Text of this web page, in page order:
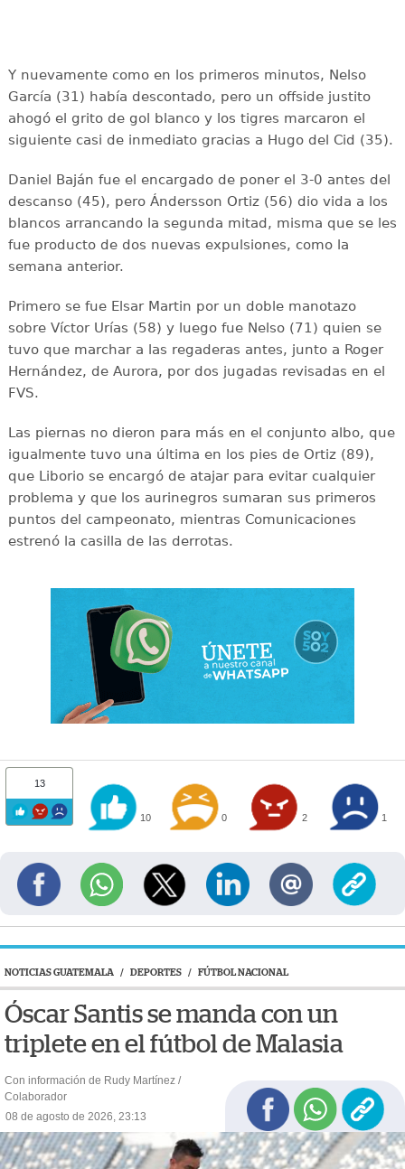
Y nuevamente como en los primeros minutos, Nelso
García (31) había descontado, pero un offside justito
ahogó el grito de gol blanco y los tigres marcaron el
siguiente casi de inmediato gracias a Hugo del Cid (35).
Daniel Baján fue el encargado de poner el 3-0 antes del
descanso (45), pero Ándersson Ortiz (56) dio vida a los
blancos arrancando la segunda mitad, misma que se les
fue producto de dos nuevas expulsiones, como la
semana anterior.
Primero se fue Elsar Martin por un doble manotazo
sobre Víctor Urías (58) y luego fue Nelso (71) quien se
tuvo que marchar a las regaderas antes, junto a Roger
Hernández, de Aurora, por dos jugadas revisadas en el
FVS.
Las piernas no dieron para más en el conjunto albo, que
igualmente tuvo una última en los pies de Ortiz (89),
que Liborio se encargó de atajar para evitar cualquier
problema y que los aurinegros sumaran sus primeros
puntos del campeonato, mientras Comunicaciones
estrenó la casilla de las derrotas.
13
10 0 2 1
NOTICIAS GUATEMALA / DEPORTES / FÚTBOL NACIONAL
Óscar Santis se manda con un
triplete en el fútbol de Malasia
Con información de Rudy Martínez /
Colaborador
08 de agosto de 2026, 23:13